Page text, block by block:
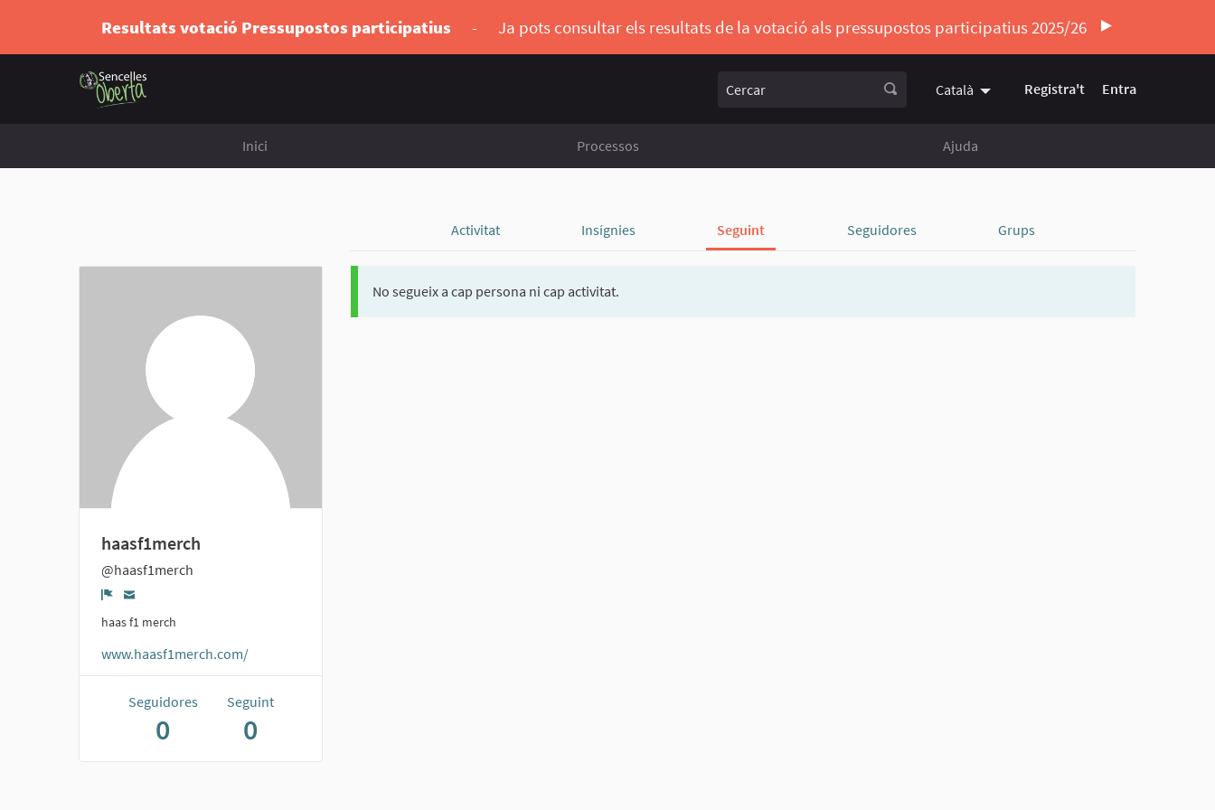
Resultats votació Pressupostos participatius - Ja pots consultar els resultats de la votació als pressupostos participatius 2025/26
Català Triar la llengua Elegir el idioma
Registra't Entra
Inici Processos Ajuda
Activitat Insígnies Seguint Seguidores Grups
haasf1merch
@haasf1merch
Denúncia
haas f1 merch
www.haasf1merch.com/
Seguidores
0
Seguint
0
No segueix a cap persona ni cap activitat.